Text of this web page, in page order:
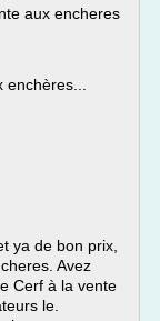
aux encheres
ya de bon prix,
Avez
Cerf à la vente
le.